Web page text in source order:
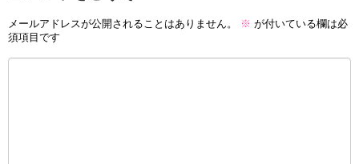
メールアドレスが公開されることはありません。 ※ が付いている欄は必
須項目です